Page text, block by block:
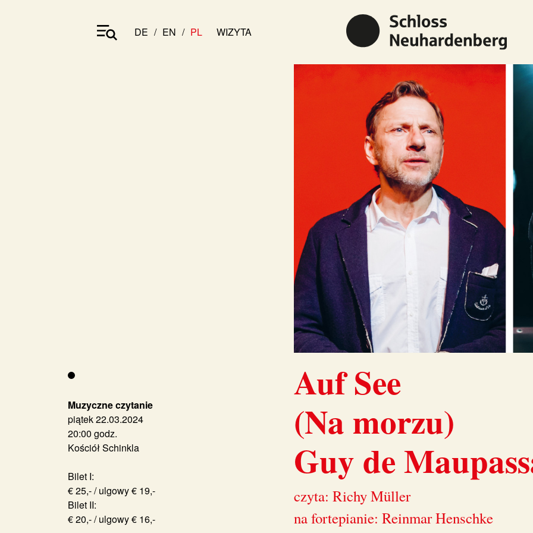
DE EN PL WIZYTA
Muzyczne czytanie
piątek 22.03.2024
20:00 godz.
Kościół Schinkla
Bilet I:
€ 25,- / ulgowy € 19,-
Bilet II:
€ 20,- / ulgowy € 16,-
Auf See
(Na morzu)
Guy de
czyta: Richy Müller
na fortepianie: Reinmar Henschke